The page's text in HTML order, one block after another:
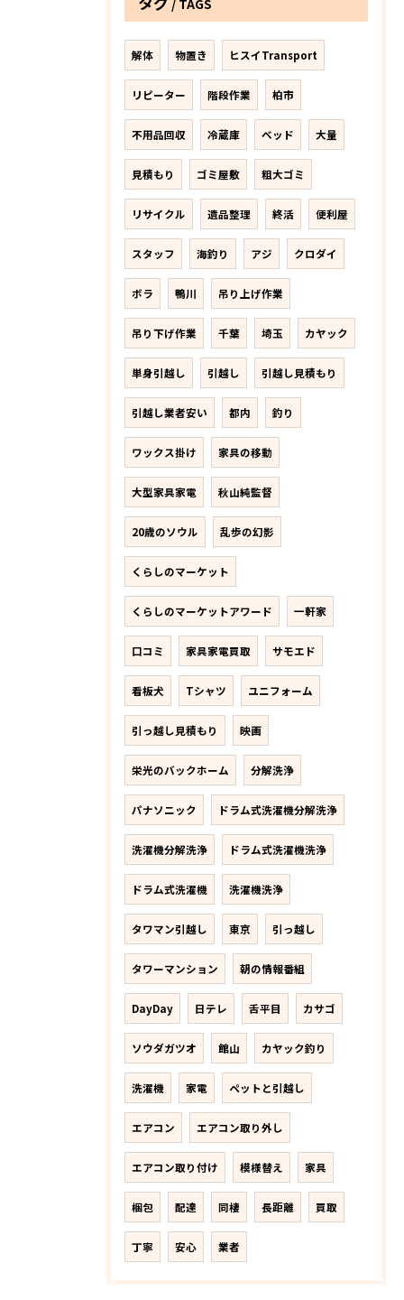
TAGS
解体 物置き ヒスイTransport
リピーター 階段作業 柏市
不用品回収 冷蔵庫 ベッド 大量
見積もり ゴミ屋敷 粗大ゴミ
リサイクル 遺品整理 終活 便利屋
スタッフ 海釣り アジ クロダイ
ボラ 鴨川 吊り上げ作業
吊り下げ作業 千葉 埼玉 カヤック
単身引越し 引越し 引越し見積もり
引越し業者安い 都内 釣り
ワックス掛け 家具の移動
大型家具家電 秋山純監督
20歳のソウル 乱歩の幻影
くらしのマーケット
くらしのマーケットアワード 一軒家
口コミ 家具家電買取 サモエド
看板犬 Tシャツ ユニフォーム
引っ越し見積もり 映画
栄光のバックホーム 分解洗浄
パナソニック ドラム式洗濯機分解洗浄
洗濯機分解洗浄 ドラム式洗濯機洗浄
ドラム式洗濯機 洗濯機洗浄
タワマン引越し 東京 引っ越し
タワーマンション 朝の情報番組
DayDay 日テレ 舌平目 カサゴ
ソウダガツオ 館山 カヤック釣り
洗濯機 家電 ペットと引越し
エアコン エアコン取り外し
エアコン取り付け 模様替え 家具
梱包 配達 同棲 長距離 買取
丁寧 安心 業者